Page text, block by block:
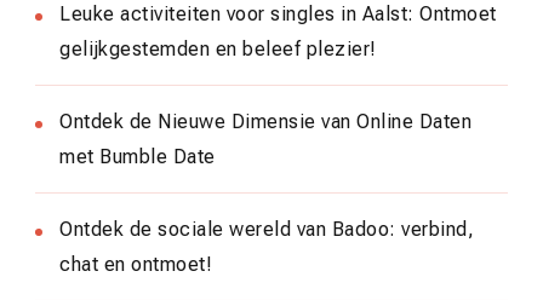
Leuke activiteiten voor singles in Aalst: Ontmoet
gelijkgestemden en beleef plezier!
Ontdek de Nieuwe Dimensie van Online Daten
met Bumble Date
Ontdek de sociale wereld van Badoo: verbind,
chat en ontmoet!